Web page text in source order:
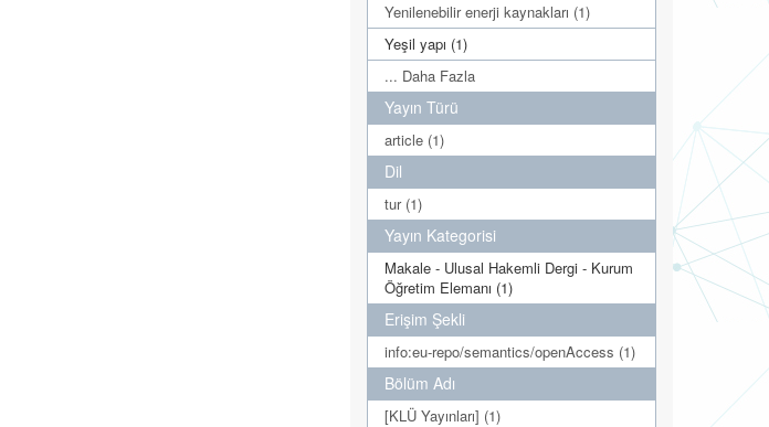
Yenilenebilir enerji kaynakları (1)
Yeşil yapı (1)
... Daha Fazla
Yayın Türü
article (1)
Dil
tur (1)
Yayın Kategorisi
Makale - Ulusal Hakemli Dergi - Kurum
Öğretim Elemanı (1)
Erişim Şekli
info:eu-repo/semantics/openAccess (1)
Bölüm Adı
[KLÜ Yayınları] (1)